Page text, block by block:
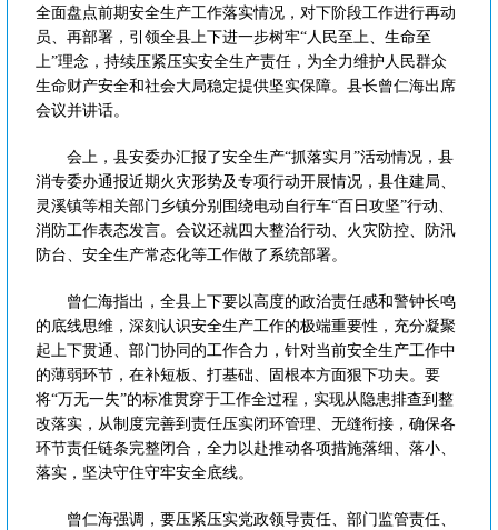
全面盘点前期安全生产工作落实情况，对下阶段工作进行再动
员、再部署，引领全县上下进一步树牢“人民至上、生命至
上”理念，持续压紧压实安全生产责任，为全力维护人民群众
生命财产安全和社会大局稳定提供坚实保障。县长曾仁海出席
会议并讲话。
会上，县安委办汇报了安全生产“抓落实月”活动情况，县
消专委办通报近期火灾形势及专项行动开展情况，县住建局、
灵溪镇等相关部门乡镇分别围绕电动自行车“百日攻坚”行动、
消防工作表态发言。会议还就四大整治行动、火灾防控、防汛
防台、安全生产常态化等工作做了系统部署。
曾仁海指出，全县上下要以高度的政治责任感和警钟长鸣
的底线思维，深刻认识安全生产工作的极端重要性，充分凝聚
起上下贯通、部门协同的工作合力，针对当前安全生产工作中
的薄弱环节，在补短板、打基础、固根本方面狠下功夫。要
将“万无一失”的标准贯穿于工作全过程，实现从隐患排查到整
改落实，从制度完善到责任压实闭环管理、无缝衔接，确保各
环节责任链条完整闭合，全力以赴推动各项措施落细、落小、
落实，坚决守住守牢安全底线。
曾仁海强调，要压紧压实党政领导责任、部门监管责任、